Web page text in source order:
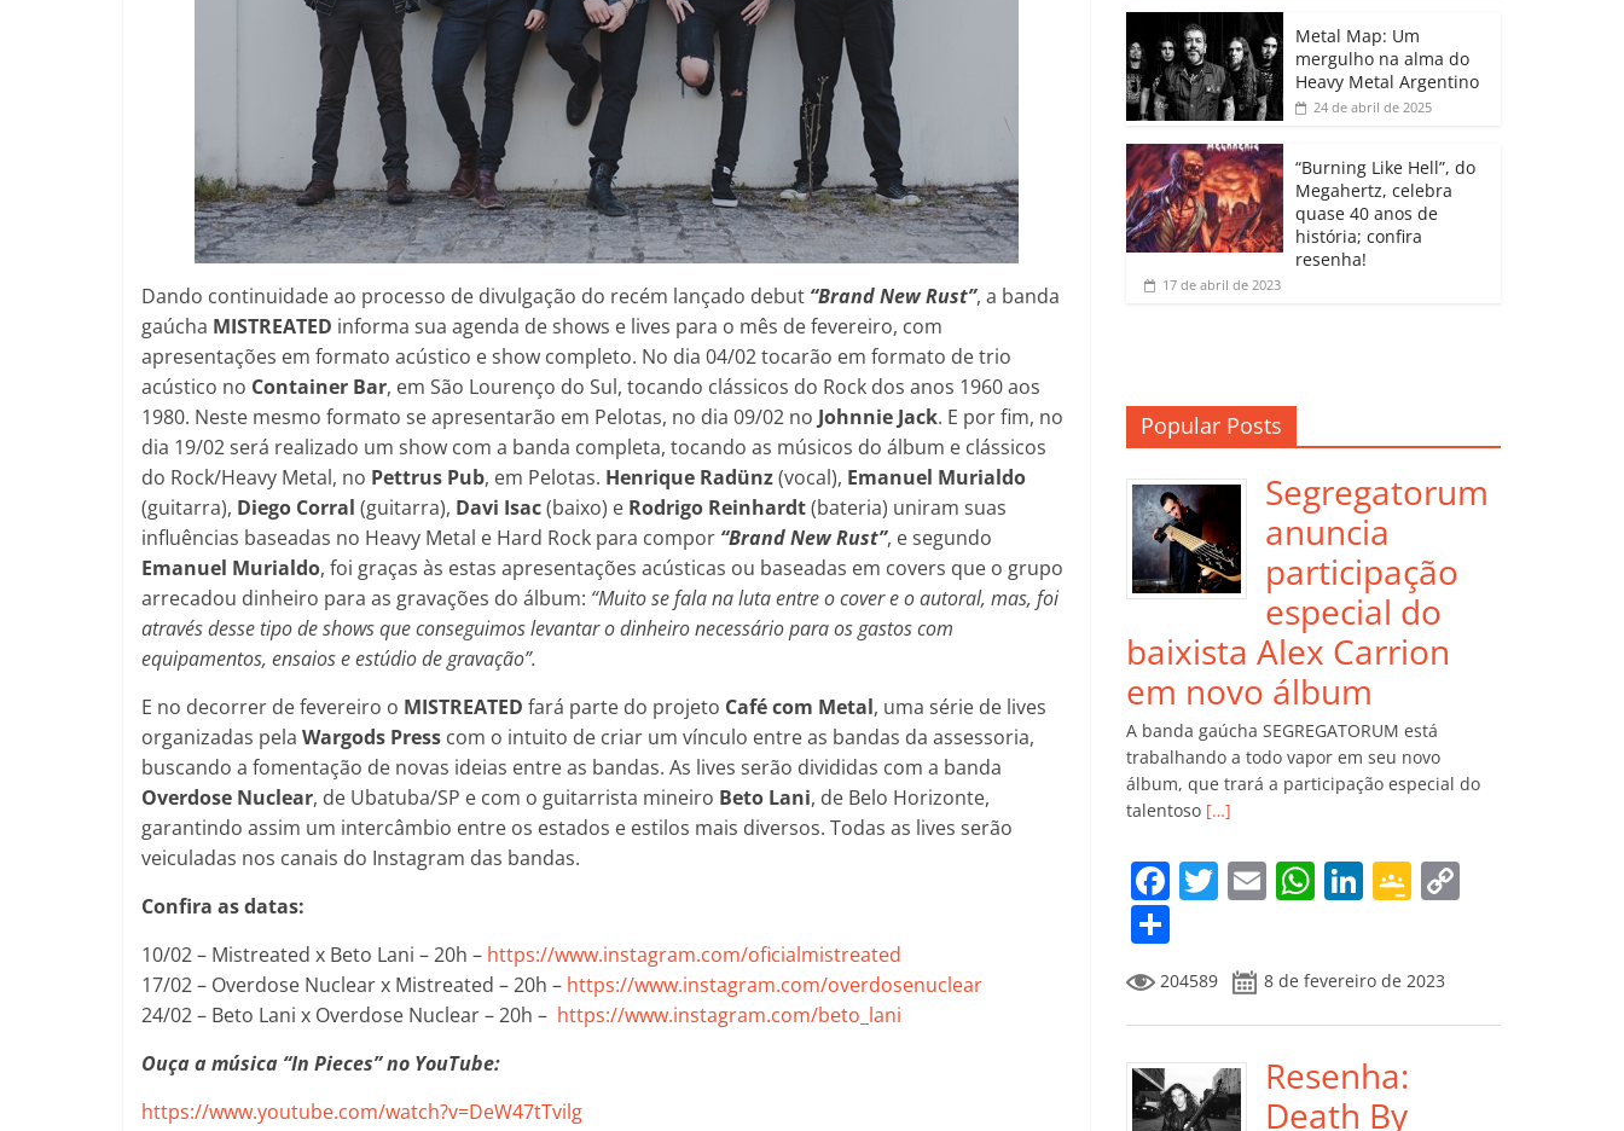
Dando continuidade ao processo de divulgação do recém lançado debut “Brand New Rust”, a banda
gaúcha MISTREATED informa sua agenda de shows e lives para o mês de fevereiro, com
apresentações em formato acústico e show completo. No dia 04/02 tocarão em formato de trio
acústico no Container Bar, em São Lourenço do Sul, tocando clássicos do Rock dos anos 1960 aos
1980. Neste mesmo formato se apresentarão em Pelotas, no dia 09/02 no Johnnie Jack. E por fim, no
dia 19/02 será realizado um show com a banda completa, tocando as músicos do álbum e clássicos
do Rock/Heavy Metal, no Pettrus Pub, em Pelotas. Henrique Radünz(vocal), Emanuel Murialdo
(guitarra), Diego Corral (guitarra), Davi Isac(baixo) e Rodrigo Reinhardt(bateria) uniram suas
influências baseadas no Heavy Metal e Hard Rock para compor “Brand New Rust”, e segundo
Emanuel Murialdo, foi graças às estas apresentações acústicas ou baseadas em covers que o grupo
arrecadou dinheiro para as gravações do álbum: “Muito se fala na luta entre o cover e o autoral, mas, foi
através desse tipo de shows que conseguimos levantar o dinheiro necessário para os gastos com
equipamentos, ensaios e estúdio de gravação”.
E no decorrer de fevereiro o MISTREATED fará parte do projeto Café com Metal, uma série de lives
organizadas pela Wargods Press com o intuito de criar um vínculo entre as bandas da assessoria,
buscando a fomentação de novas ideias entre as bandas. As lives serão divididas com a banda
Overdose Nuclear, de Ubatuba/SP e com o guitarrista mineiro Beto Lani, de Belo Horizonte,
garantindo assim um intercâmbio entre os estados e estilos mais diversos. Todas as lives serão
veiculadas nos canais do Instagram das bandas.
Confira as datas:
10/02 – Mistreated x Beto Lani – 20h – https://www.instagram.com/oficialmistreated
17/02 – Overdose Nuclear x Mistreated – 20h – https://www.instagram.com/overdosenuclear
24/02 – Beto Lani x Overdose Nuclear – 20h – https://www.instagram.com/beto_lani
Ouça a música “In Pieces” no YouTube:
https://www.youtube.com/watch?v=DeW47tTvilg
k
ro
o
m
h
ar
Metal Map: Um
mergulho na alma do
Heavy Metal Argentino
24 de abril de 2025
“Burning Like Hell”, do
Megahertz, celebra
quase 40 anos de
história; confira
resenha!
17 de abril de 2023
Popular Posts
Segregatorum
anuncia
participação
especial do
baixista Alex Carrion
em novo álbum
A banda gaúcha SEGREGATORUM está
trabalhando a todo vapor em seu novo
álbum, que trará a participação especial do
talentoso […]
F
e
b
o
o
T
itt
er
E
l
W
s
A
p
p
Li
e
dI
n
G
gl
e Li
o
m
p
ar
til
204589 8 de fevereiro de 2023
Resenha:
Death By